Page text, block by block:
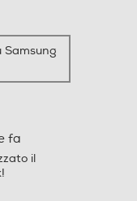
che
di livello superiore.
e una perfetta armonia
Samsung
fa
il